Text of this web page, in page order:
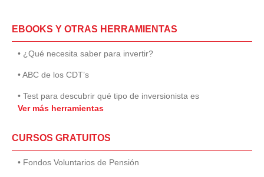
EBOOKS Y OTRAS HERRAMIENTAS
• ¿Qué necesita saber para invertir?
• ABC de los CDT’s
• Test para descubrir qué tipo de inversionista es
Ver más herramientas
CURSOS GRATUITOS
• Fondos Voluntarios de Pensión